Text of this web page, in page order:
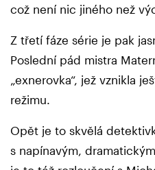
což není nic jiného než
Z třetí fáze série je pak
Poslední pád mistra
„exnerovka“, jež vznikla
režimu.
Opět je to skvělá
s napínavým,